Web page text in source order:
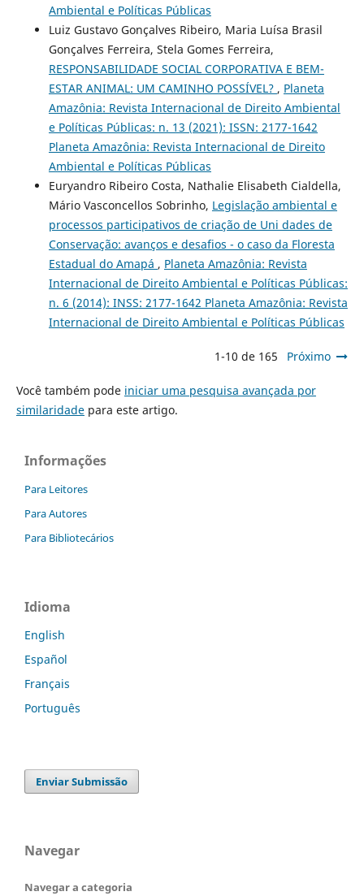
Ambiental e Políticas Públicas
Luiz Gustavo Gonçalves Ribeiro, Maria Luísa Brasil
Gonçalves Ferreira, Stela Gomes Ferreira,
RESPONSABILIDADE SOCIAL CORPORATIVA E BEM-
ESTAR ANIMAL: UM CAMINHO POSSÍVEL? , Planeta
Amazônia: Revista Internacional de Direito Ambiental
e Políticas Públicas: n. 13 (2021): ISSN: 2177-1642
Planeta Amazônia: Revista Internacional de Direito
Ambiental e Políticas Públicas
Euryandro Ribeiro Costa, Nathalie Elisabeth Cialdella,
Mário Vasconcellos Sobrinho, Legislação ambiental e
processos participativos de criação de Uni dades de
Conservação: avanços e desafios - o caso da Floresta
Estadual do Amapá , Planeta Amazônia: Revista
Internacional de Direito Ambiental e Políticas Públicas:
n. 6 (2014): INSS: 2177-1642 Planeta Amazônia: Revista
Internacional de Direito Ambiental e Políticas Públicas
1-10 de 165 Próximo
Você também pode iniciar uma pesquisa avançada por
similaridadepara este artigo.
Informações
Para Leitores
Para Autores
Para Bibliotecários
Idioma
English
Español
Français
Português
Enviar Submissão
Navegar
Navegar a categoria